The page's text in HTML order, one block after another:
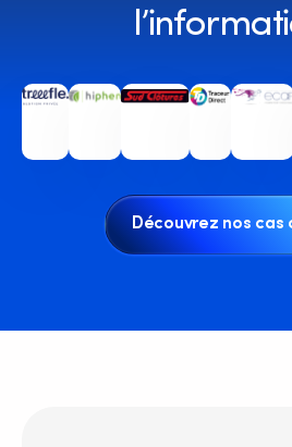
Découvrez nos cas